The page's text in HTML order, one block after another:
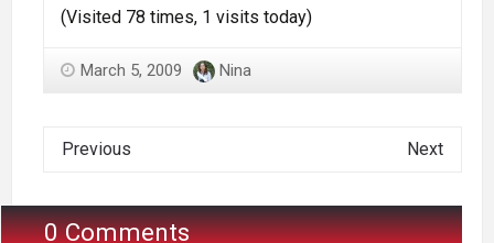
(Visited 78 times, 1 visits today)
March 5, 2009 Nina
Previous Next
0 Comments